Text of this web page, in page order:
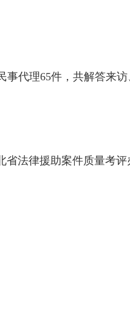
事代理65件，共解答来
法律援助案件质量考评